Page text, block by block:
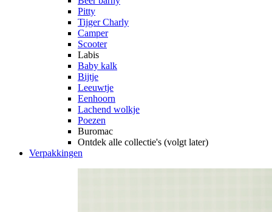
Pitty
Tijger Charly
Camper
Scooter
Labis
Baby kalk
Bijtje
Leeuwtje
Eenhoorn
Lachend wolkje
Poezen
Buromac
Ontdek alle collectie's (volgt later)
Verpakkingen